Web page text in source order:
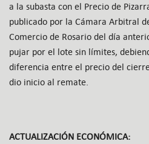
a la subasta con el Precio de
publicado por la Cámara Arbitral
Comercio de Rosario del día
pujar por el lote sin límites,
diferencia entre el precio del
dio inicio al remate.
ACTUALIZACIÓN ECONÓMICA: